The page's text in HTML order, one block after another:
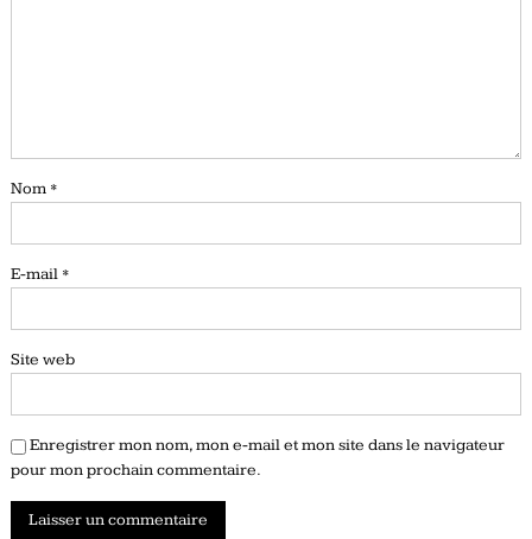
Nom *
E-mail *
Site web
Enregistrer mon nom, mon e-mail et mon site dans le navigateur
pour mon prochain commentaire.